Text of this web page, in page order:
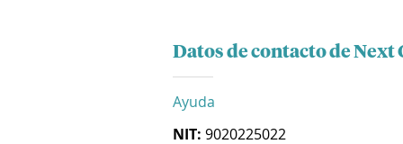
Datos de contacto de Next
Ayuda
NIT: 9020225022